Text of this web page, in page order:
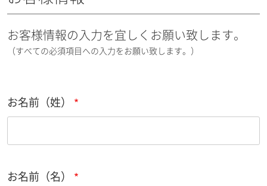
お客様情報の入力を宜しくお願い致します。
（すべての必須項目への入力をお願い致します。）
お名前（姓）
お名前（名）